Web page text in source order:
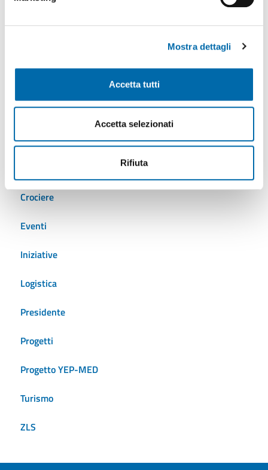
Mostra dettagli
Accetta tutti
Accetta selezionati
Rifiuta
Ambiente
Autostrade del mare
Crociere
Eventi
Iniziative
Logistica
Presidente
Progetti
Progetto YEP-MED
Turismo
ZLS